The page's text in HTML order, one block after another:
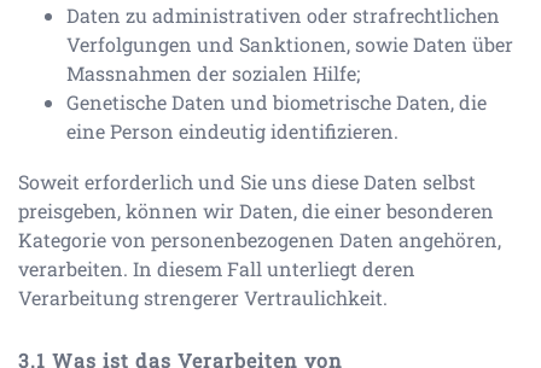
Daten zu administrativen oder strafrechtlichen
Verfolgungen und Sanktionen, sowie Daten über
Massnahmen der sozialen Hilfe;
Genetische Daten und biometrische Daten, die
eine Person eindeutig identifizieren.
Soweit erforderlich und Sie uns diese Daten selbst
preisgeben, können wir Daten, die einer besonderen
Kategorie von personenbezogenen Daten angehören,
verarbeiten. In diesem Fall unterliegt deren
Verarbeitung strengerer Vertraulichkeit.
Was ist das Verarbeiten von